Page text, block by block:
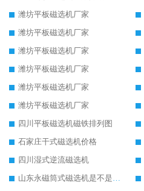
潍坊平板磁选机厂家
潍坊平板磁选机厂家
潍坊平板磁选机厂家
潍坊平板磁选机厂家
潍坊平板磁选机厂家
潍坊平板磁选机厂家
四川平板磁选机磁铁排列图
石家庄干式磁选机价格
四川湿式逆流磁选机
山东永磁筒式磁选机是不是强磁